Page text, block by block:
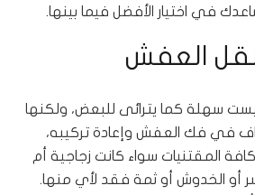
في اختيار الأفضل فيما بينها.
العفش
ليست سهلة كما يترائى للبعض، ولكنها
في فك العفش وإعادة تركيبه،
المقتنيات سواء كانت زجاجية أم
أو الخدوش أو ثمة فقد لأي منها.